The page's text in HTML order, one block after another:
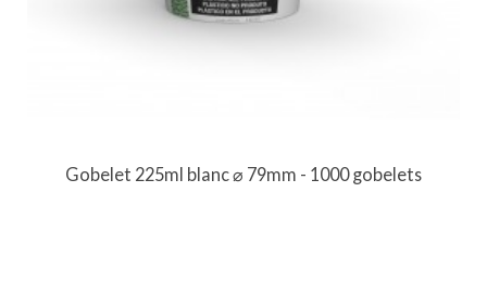
Gobelet 225ml blanc ⌀ 79mm - 1000 gobelets